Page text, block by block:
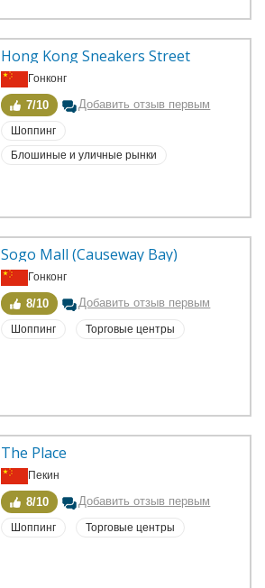
Hong Kong Sneakers Street
Гонконг
7/10 Добавить отзыв первым
Шоппинг
Блошиные и уличные рынки
Sogo Mall (Causeway Bay)
Гонконг
8/10 Добавить отзыв первым
Шоппинг Торговые центры
The Place
Пекин
8/10 Добавить отзыв первым
Шоппинг Торговые центры